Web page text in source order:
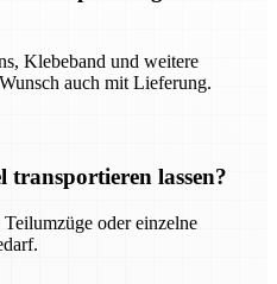
Klebeband und weitere
auch mit Lieferung.
lassen?
oder einzelne